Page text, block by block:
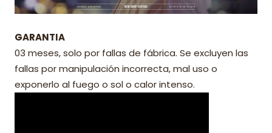
GARANTIA
03 meses, solo por fallas de fábrica. Se excluyen las
fallas por manipulación incorrecta, mal uso o
exponerlo al fuego o sol o calor intenso.